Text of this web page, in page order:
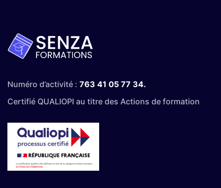
Numéro d’activité : 763 41 05 77 34.
Certifié QUALIOPI au titre des Actions de formation